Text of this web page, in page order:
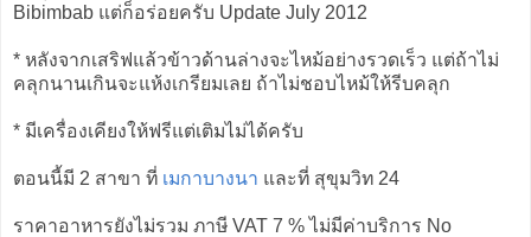
Bibimbab แต่ก็อร่อยครับ Update July 2012
* หลังจากเสริฟแล้วข้าวด้านล่างจะไหม้อย่างรวดเร็ว แต่ถ้าไม่
คลุกนานเกินจะแห้งเกรียมเลย ถ้าไม่ชอบไหม้ให้รีบคลุก
* มีเครื่องเคียงให้ฟรีแต่เติมไม่ได้ครับ
ตอนนี้มี 2 สาขา ที่ เมกาบางนา และที่ สุขุมวิท 24
ราคาอาหารยังไม่รวม ภาษี VAT 7 % ไม่มีค่าบริการ No